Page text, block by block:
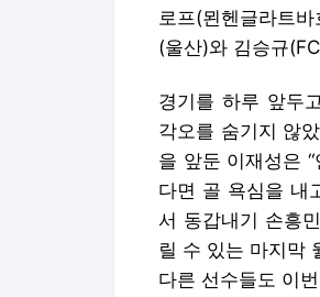
로프(묀헨글라트
(울산)와 김승규
경기를 하루 앞두
각오를 숨기지 않
을 앞둔 이재성은
다면 골 욕심을 내
서 동갑내기 손흥
릴 수 있는 마지막
다른 선수들도 이